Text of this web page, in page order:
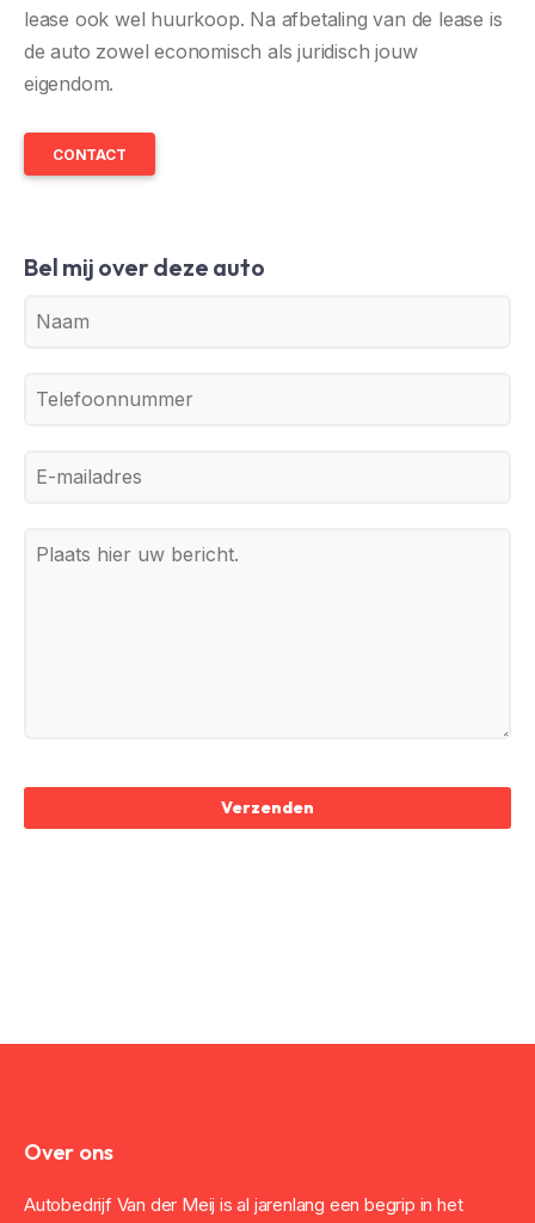
lease ook wel huurkoop. Na afbetaling van de lease is
de auto zowel economisch als juridisch jouw
eigendom.
CONTACT
Bel mij over deze auto
Verzenden
Over ons
Autobedrijf Van der Meij is al jarenlang een begrip in het